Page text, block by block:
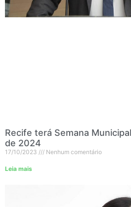
Recife terá Semana
de 2024
17/10/2023 Nenhum comentário
Leia mais